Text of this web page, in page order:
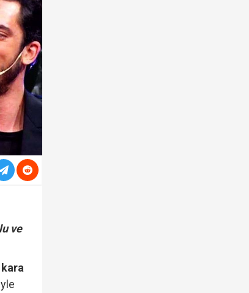
Ağbaba'nın ağabeyi Hür Ağbaba gözaltında!
yazışmalar ve görseller çıktı!
ve
kara